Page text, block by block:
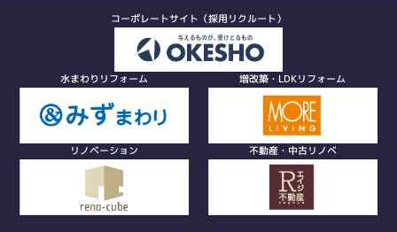
コーポレートサイト（採用リクルート）
水まわりリフォーム 増改築・LDKリフォーム
リノベーション 不動産・中古リノベ